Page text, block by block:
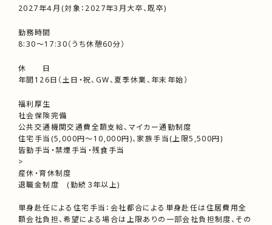
2027年４月(対象：2027年3月大卒、既卒)
勤務時間
8:30～17:30（うち休憩60分）
休 日
年間126日（土日・祝、GW、夏季休業、年末年始）
福利厚生
社会保険完備
公共交通機関交通費全額支給、マイカー通勤制度
住宅手当(5,000円～10,000円)、家族手当(上限5,500円)
皆勤手当・禁煙手当・残食手当
>
産休・育休制度
退職金制度 (勤続３年以上)
単身赴任による住宅手当：会社都合による単身赴任は住居費用全
額会社負担、希望による場合は上限ありの一部会社負担制度、その